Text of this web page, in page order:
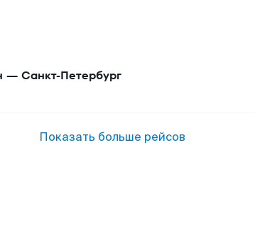
— Санкт-Петербург
Показать больше рейсов